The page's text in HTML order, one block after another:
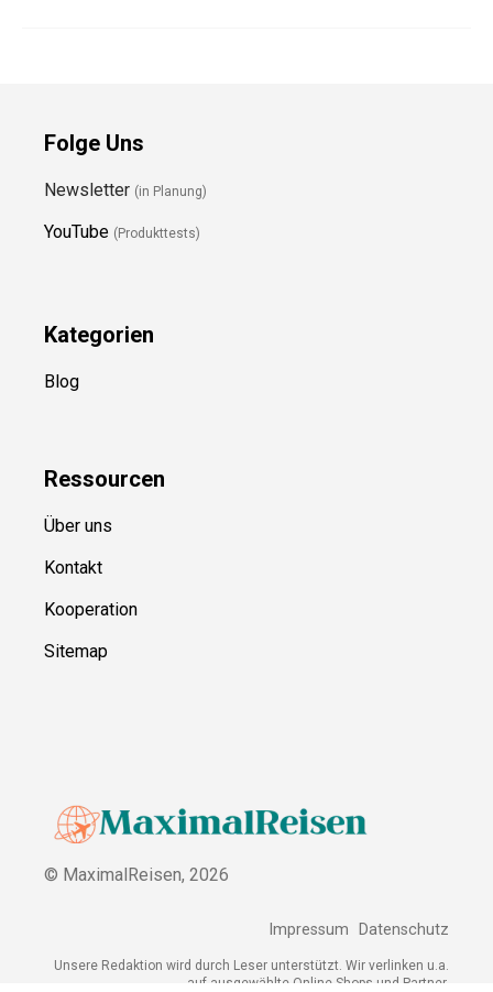
Folge Uns
Newsletter (in Planung)
YouTube (Produkttests)
Kategorien
Blog
Ressourcen
Über uns
Kontakt
Kooperation
Sitemap
© MaximalReisen, 2026
Impressum Datenschutz
Unsere Redaktion wird durch Leser unterstützt. Wir verlinken u.a.
auf ausgewählte Online-Shops und Partner,